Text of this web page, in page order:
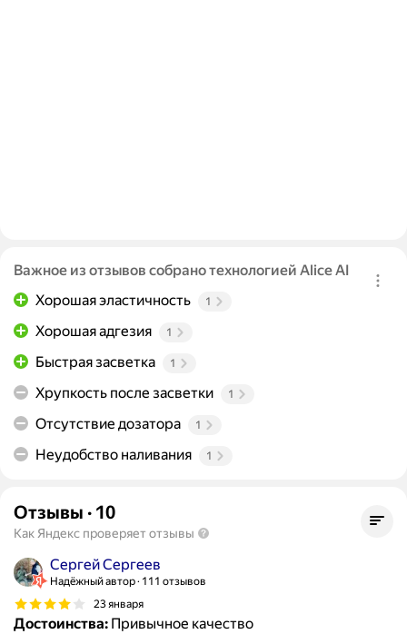
Важное из отзывов собрано технологией Alice AI
Хорошая эластичность
1
Хорошая адгезия 1
Быстрая засветка 1
Хрупкость после засветки 1
Отсутствие дозатора 1
Неудобство наливания 1
Отзывы · 10
Как Яндекс проверяет отзывы
Сергей Сергеев
Надёжный автор 111 отзывов
23 января
Достоинства: Привычное качество